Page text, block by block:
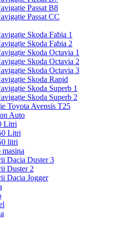
Passat B8
Passat CC
Skoda Fabia 1
Skoda Fabia 2
Skoda Octavia 1
Skoda Octavia 2
Skoda Octavia 3
Skoda Rapid
Skoda Superb 1
Skoda Superb 2
Toyota Avensis T25
Auto
Litri
Litri
litri
Dacia Duster 3
Duster 2
Dacia Jogger